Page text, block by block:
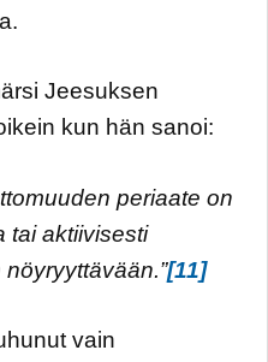
Jeesuksen
kun hän sanoi:
periaate on
tai aktiivisesti
[11]
vain